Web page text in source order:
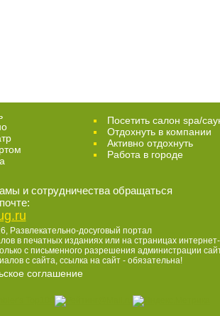
Посетить салон spa/
Отдохнуть в компании
Активно отдохнуть
Работа в городе
и сотрудничества обращаться
Развлекательно-досуговый портал
в печатных изданиях или на страницах интернет-
с письменного разрешения администрации
с сайта, ссылка на сайт - обязательна!
соглашение